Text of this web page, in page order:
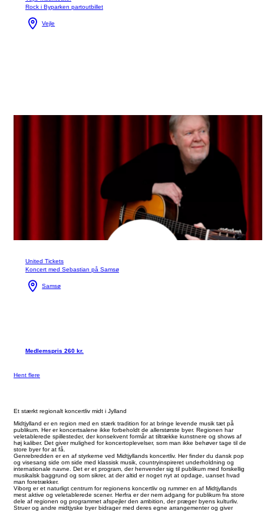
Rock i Byparken partoutbillet
Vejle
United Tickets
Koncert med Sebastian på Samsø
Samsø
Medlemspris 260 kr.
Hent flere
Et stærkt regionalt koncertliv midt i Jylland
Midtjylland er en region med en stærk tradition for at bringe levende musik tæt på
publikum. Her er koncertsalene ikke forbeholdt de allerstørste byer. Regionen har
veletablerede spillesteder, der konsekvent formår at tiltrække kunstnere og shows af
høj kaliber. Det giver mulighed for koncertoplevelser, som man ikke behøver tage til de
store byer for at få.
Genrebredden er en af styrkerne ved Midtjyllands koncertliv. Her finder du dansk pop
og visesang side om side med klassisk musik, countryinspireret underholdning og
internationale navne. Det er et program, der henvender sig til publikum med forskellig
musikalsk baggrund og som sikrer, at der altid er noget nyt at opdage, uanset hvad
man foretrækker.
Viborg er et naturligt centrum for regionens koncertliv og rummer en af Midtjyllands
mest aktive og veletablerede scener. Herfra er der nem adgang for publikum fra store
dele af regionen og programmet afspejler den ambition, der præger byens kulturliv.
Struer og andre midtjyske byer bidrager med deres egne arrangementer og giver